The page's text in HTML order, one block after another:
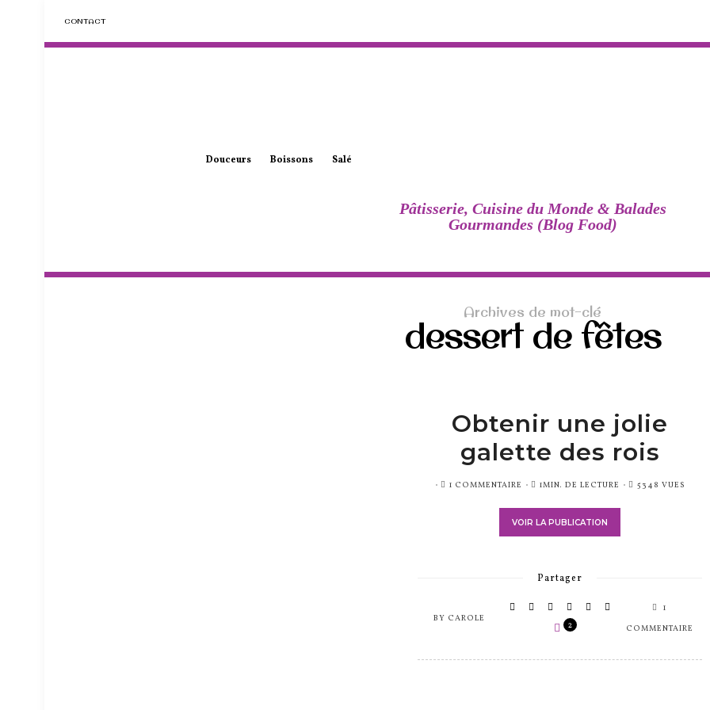
CONTACT
Douceurs Boissons Salé
Pâtisserie, Cuisine du Monde & Balades
Gourmandes (Blog Food)
Archives de mot-clé
dessert de fêtes
Obtenir une jolie
galette des rois
PUBLIÉ1 COMMENTAIRE 1MIN. DE LECTURE 5348 VUES
VOIR LA PUBLICATION
Partager
BY CAROLE
2
1
COMMENTAIRE